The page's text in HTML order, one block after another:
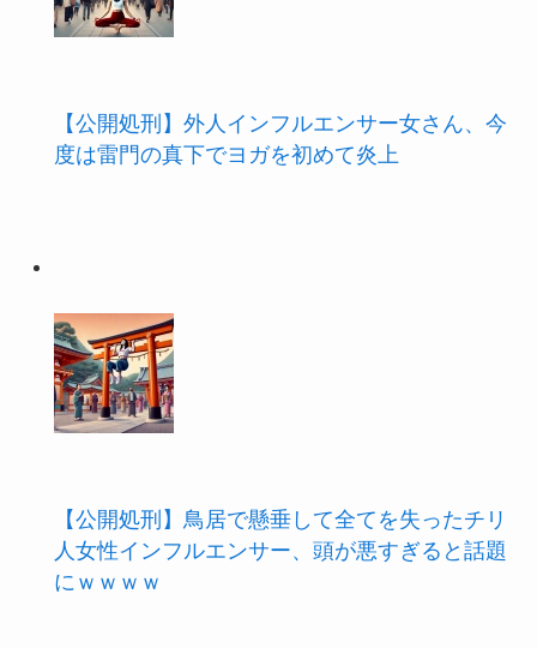
【公開処刑】外人インフルエンサー女さん、今
度は雷門の真下でヨガを初めて炎上
【公開処刑】鳥居で懸垂して全てを失ったチリ
人女性インフルエンサー、頭が悪すぎると話題
にｗｗｗｗ